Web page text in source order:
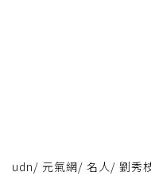
udn/ 元氣網/ 名人/ 劉秀